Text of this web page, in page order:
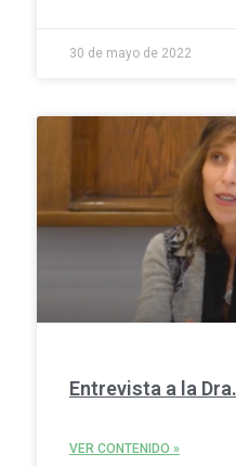
30 de mayo de 2022
Entrevista a la
VER CONTENIDO »